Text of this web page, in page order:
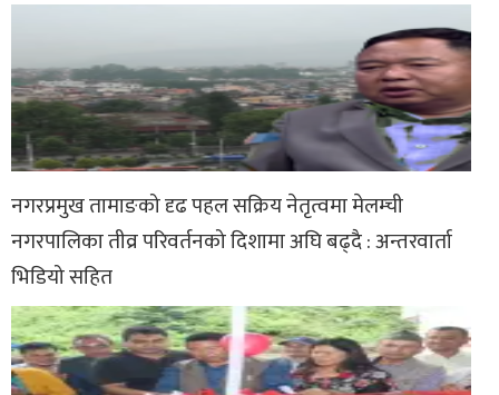
नगरप्रमुख तामाङको दृढ पहल सक्रिय नेतृत्वमा मेलम्ची
नगरपालिका तीव्र परिवर्तनको दिशामा अघि बढ्दै : अन्तरवार्ता
भिडियो सहित